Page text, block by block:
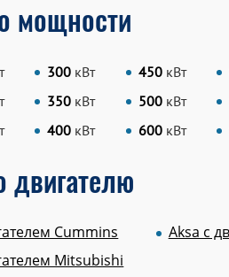
мощности
300 кВт
350 кВт
400 кВт
450 кВт
500 кВт
600 кВт
двигателю
Cummins
Mitsubishi
Aksa c